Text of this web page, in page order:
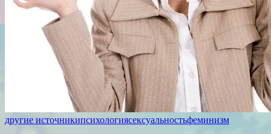
другие источникипсихологиясексуальностьфеминизм